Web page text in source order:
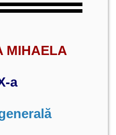
MIHAELA
a